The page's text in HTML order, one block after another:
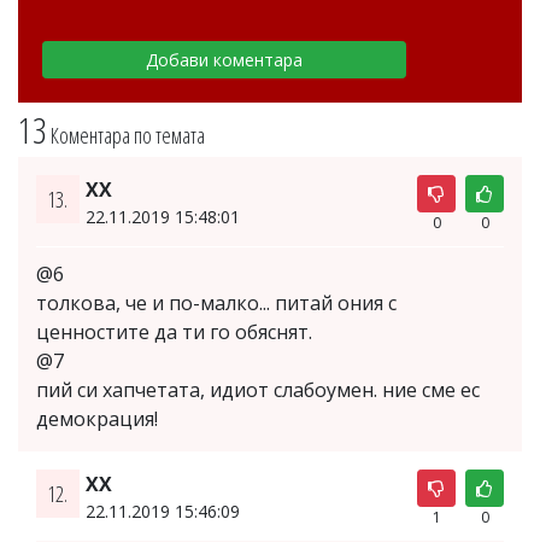
13 Коментара по темата
13. ХХ
22.11.2019 15:48:01 0 0
@6
толкова, че и по-малко... питай ония с
ценностите да ти го обяснят.
@7
пий си хапчетата, идиот слабоумен. ние сме ес
демокрация!
12. XX
22.11.2019 15:46:09 1 0